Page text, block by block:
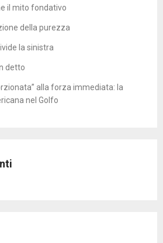
il mito fondativo
della purezza
la sinistra
detto
alla forza immediata: la
nel Golfo